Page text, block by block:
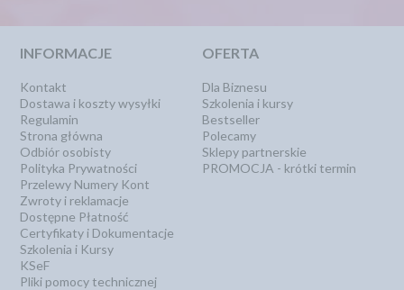
INFORMACJE
Kontakt
Dostawa i koszty wysyłki
Regulamin
Strona główna
Odbiór osobisty
Polityka Prywatności
Przelewy Numery Kont
Zwroty i reklamacje
Dostępne Płatność
Certyfikaty i Dokumentacje
Szkolenia i Kursy
KSeF
Pliki pomocy technicznej
OFERTA
Dla Biznesu
Szkolenia i kursy
Bestseller
Polecamy
Sklepy partnerskie
PROMOCJA - krótki termin